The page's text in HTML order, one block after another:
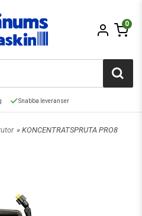
0
Snabba leveranser
» KONCENTRATSPRUTA PRO8